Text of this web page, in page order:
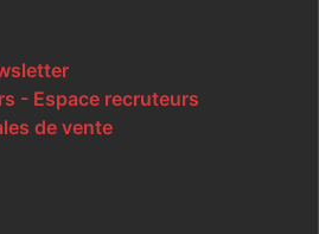
- Espace recruteurs
de vente